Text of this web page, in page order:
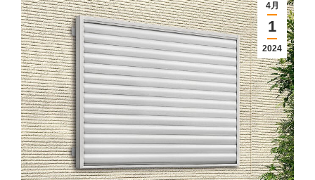
4月
1
2024